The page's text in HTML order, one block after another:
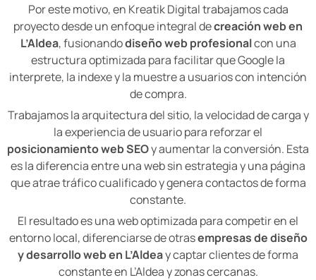
Por este motivo, en Kreatik Digital trabajamos cada
proyecto desde un enfoque integral decreación web en
L’Aldea, fusionandodiseño web profesionalcon una
estructura optimizada para facilitar que Google la
interprete, la indexe y la muestre a usuarios con intención
de compra.
Trabajamos la arquitectura del sitio, la velocidad de carga y
la experiencia de usuario para reforzar el
posicionamiento web SEOy aumentar la conversión. Esta
es la diferencia entre una web sin estrategia y una página
que atrae tráfico cualificado y genera contactos de forma
constante.
El resultado es una web optimizada para competir en el
entorno local, diferenciarse de otrasempresas de diseño
y desarrollo web en L’Aldeay captar clientes de forma
constante en L’Aldea y zonas cercanas.